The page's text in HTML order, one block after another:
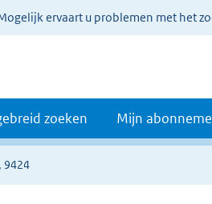
ervaart u problemen met het
zoeken Mijn
9424